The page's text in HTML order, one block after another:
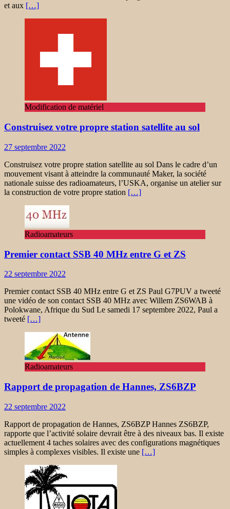
et aux […]
Modification de matériel
Construisez votre propre station satellite au sol
27 septembre 2022
Construisez votre propre station satellite au sol Dans le cadre d’un
mouvement visant à atteindre la communauté Maker, la société
nationale suisse des radioamateurs, l’USKA, organise un atelier sur
la construction de votre propre station […]
Radioamateurs
Premier contact SSB 40 MHz entre G et ZS
22 septembre 2022
Premier contact SSB 40 MHz entre G et ZS Paul G7PUV a tweeté
une vidéo de son contact SSB 40 MHz avec Willem ZS6WAB à
Polokwane, Afrique du Sud Le samedi 17 septembre 2022, Paul a
tweeté […]
Radioamateurs
Rapport de propagation de Hannes, ZS6BZP
22 septembre 2022
Rapport de propagation de Hannes, ZS6BZP Hannes ZS6BZP,
rapporte que l’activité solaire devrait être à des niveaux bas. Il existe
actuellement 4 taches solaires avec des configurations magnétiques
simples à complexes visibles. Il existe une […]